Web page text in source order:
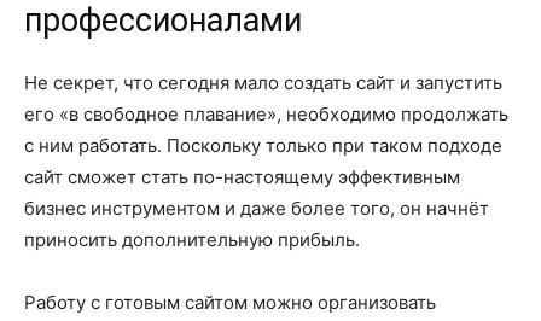
профессионалами
Не секрет, что сегодня мало создать сайт и запустить
его «в свободное плавание», необходимо продолжать
с ним работать. Поскольку только при таком подходе
сайт сможет стать по-настоящему эффективным
бизнес инструментом и даже более того, он начнёт
приносить дополнительную прибыль.
Работу с готовым сайтом можно организовать